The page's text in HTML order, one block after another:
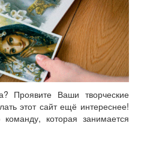
Проявите Ваши творческие
этот сайт ещё интереснее!
которая занимается